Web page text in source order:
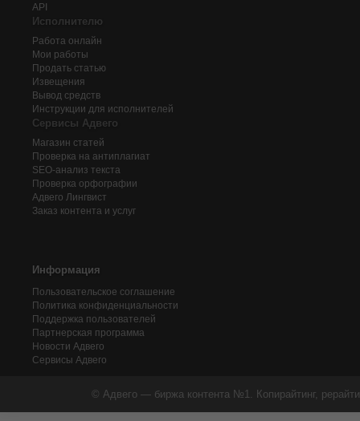
API
Исполнителю
Работа онлайн
Мои работы
Продать статью
Извещения
Вывод средств
Инструкции для исполнителей
Сервисы Адвего
Магазин статей
Проверка на антиплагиат
SEO-анализ текста
Проверка орфографии
Адвего Лингвист
Заказ контента и услуг
Информация
Пользовательское соглашение
Политика конфиденциальности
Поддержка пользователей
Партнерская программа
Новости Адвего
Сервисы Адвего
© Адвего — биржа контента №1. Копирайтинг,